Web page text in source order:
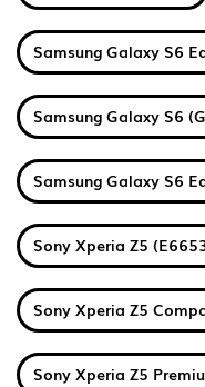
Samsung Galaxy S6
Samsung Galaxy S6
Samsung Galaxy S6
Sony Xperia Z5
Sony Xperia Z5
Sony Xperia Z5